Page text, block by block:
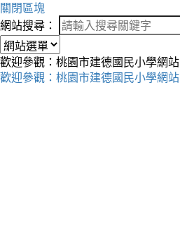
關閉區塊
網站搜尋：
歡迎參觀：桃園市建德國民小學網站
歡迎參觀：桃園市建德國民小學網站